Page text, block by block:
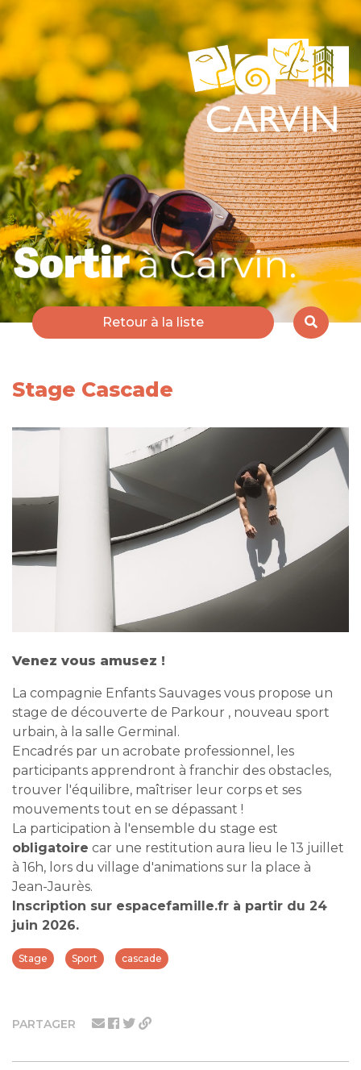
Retour à la liste
PARTAGER
Stage Cascade
Venez vous amusez !
La compagnie Enfants Sauvages vous propose un
stage de découverte de Parkour , nouveau sport
urbain, à la salle Germinal.
Encadrés par un acrobate professionnel, les
participants apprendront à franchir des obstacles,
trouver l'équilibre, maîtriser leur corps et ses
mouvements tout en se dépassant !
La participation à l'ensemble du stage est
obligatoire car une restitution aura lieu le 13 juillet
à 16h, lors du village d'animations sur la place à
Jean-Jaurès.
Inscription sur espacefamille.fr à partir du 24
juin 2026.
Stage Sport cascade